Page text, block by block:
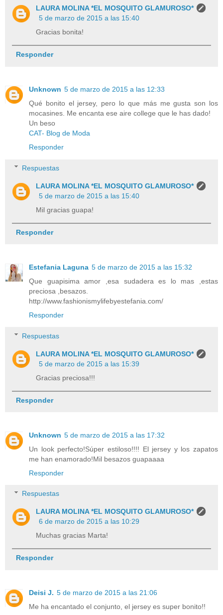
LAURA MOLINA *EL MOSQUITO GLAMUROSO*
5 de marzo de 2015 a las 15:40
Gracias bonita!
Responder
Unknown 5 de marzo de 2015 a las 12:33
Qué bonito el jersey, pero lo que más me gusta son los
mocasines. Me encanta ese aire college que le has dado!
Un beso
CAT- Blog de Moda
Responder
Respuestas
LAURA MOLINA *EL MOSQUITO GLAMUROSO*
5 de marzo de 2015 a las 15:40
Mil gracias guapa!
Responder
Estefania Laguna 5 de marzo de 2015 a las 15:32
Que guapisima amor ,esa sudadera es lo mas ,estas
preciosa ,besazos.
http://www.fashionismylifebyestefania.com/
Responder
Respuestas
LAURA MOLINA *EL MOSQUITO GLAMUROSO*
5 de marzo de 2015 a las 15:39
Gracias preciosa!!!
Responder
Unknown 5 de marzo de 2015 a las 17:32
Un look perfecto!Súper estiloso!!!! El jersey y los zapatos
me han enamorado!Mil besazos guapaaaa
Responder
Respuestas
LAURA MOLINA *EL MOSQUITO GLAMUROSO*
6 de marzo de 2015 a las 10:29
Muchas gracias Marta!
Responder
Deisi J. 5 de marzo de 2015 a las 21:06
Me ha encantado el conjunto, el jersey es super bonito!!